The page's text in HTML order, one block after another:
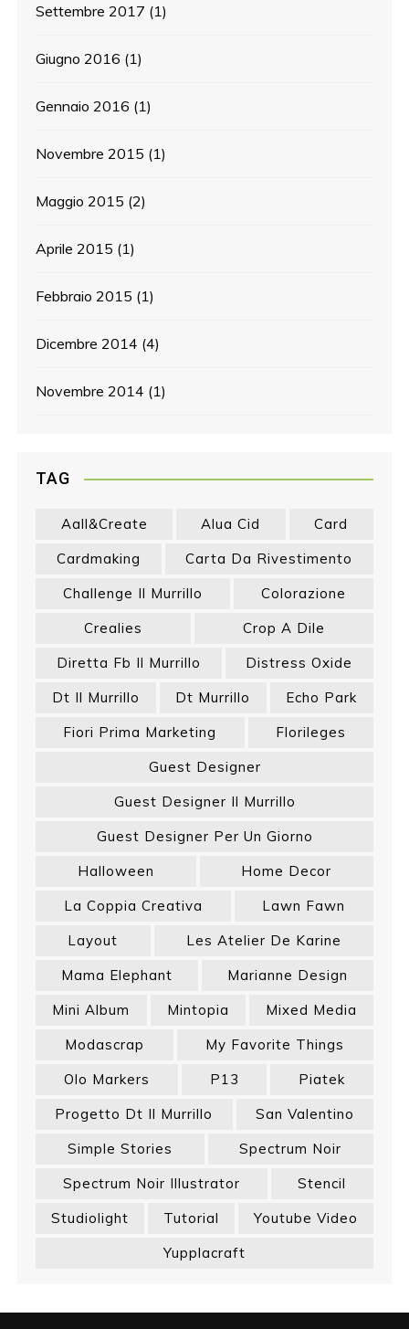
Settembre 2017 (1)
Giugno 2016 (1)
Gennaio 2016 (1)
Novembre 2015 (1)
Maggio 2015 (2)
Aprile 2015 (1)
Febbraio 2015 (1)
Dicembre 2014 (4)
Novembre 2014 (1)
TAG
Aall&create Alua Cid
Card
Cardmaking
Carta Da Rivestimento
Challenge Il Murrillo
Colorazione
Crealies
Crop A Dile
Diretta Fb Il Murrillo
Distress Oxide
Dt Il Murrillo
Dt Murrillo
Echo Park
Fiori Prima Marketing
Florileges
Guest Designer
Guest Designer Il Murrillo
Guest Designer Per Un Giorno
Halloween
Home Decor
La Coppia Creativa
Lawn Fawn
Layout
Les Atelier De Karine
Mama Elephant
Marianne Design
Mini Album
Mintopia
Mixed Media
Modascrap
My Favorite Things
Olo Markers
P13
Piatek
Progetto Dt Il Murrillo
San Valentino
Simple Stories
Spectrum Noir
Spectrum Noir Illustrator
Stencil
Studiolight
Tutorial
Youtube Video
Yupplacraft